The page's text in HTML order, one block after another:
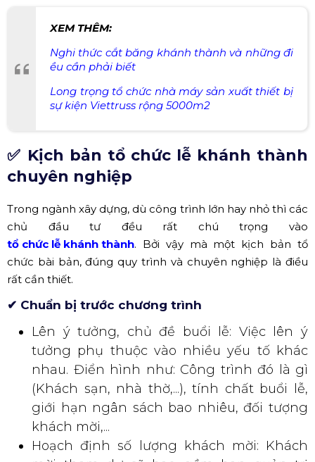
Nghi thức cắt băng khánh thành và những đi
ều cần phải biết
Long trọng tổ chức nhà máy sản xuất thiết bị
sự kiện Viettruss rộng 5000m2
✅ Kịch bản tổ chức lễ khánh thành
chuyên nghiệp
Trong ngành xây dựng, dù công trình lớn hay nhỏ thì các
tổ chức lễ khánh thành. Bởi vậy mà một kịch bản tổ
chức bài bản, đúng quy trình và chuyên nghiệp là điều
rất cần thiết.
✔ Chuẩn bị trước chương trình
Lên ý tưởng, chủ đề buổi lễ: Việc lên ý
nhau. Điển hình như: Công trình đó là gì
(Khách sạn, nhà thờ,...), tính chất buổi lễ,
giới hạn ngân sách bao nhiêu, đối tượng
khách mời,...
Hoạch định số lượng khách mời: Khách
mời tham dự sẽ bao gồm ban quản trị
công ty, nhân viên, đối tác và khách hàng